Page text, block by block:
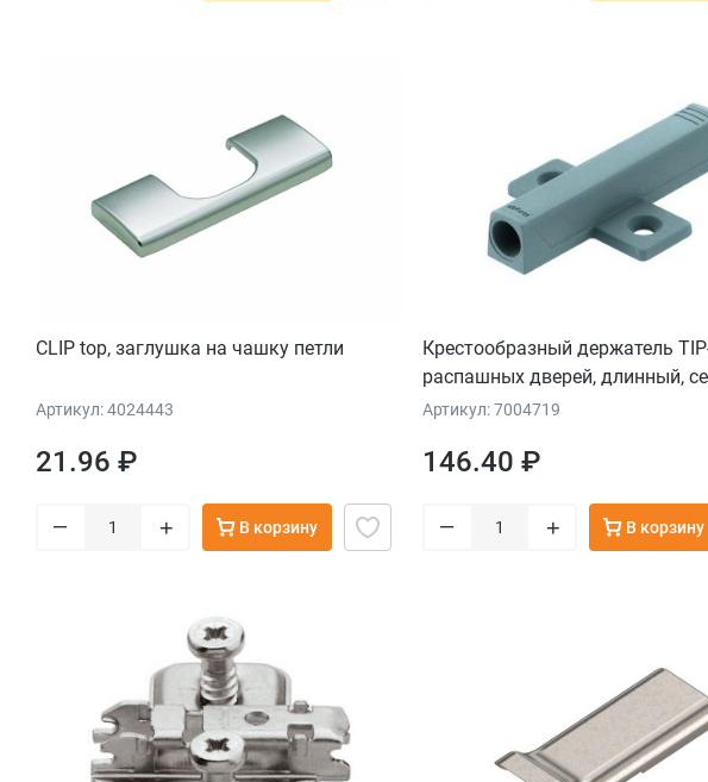
CLIP top, заглушка на чашку петли
Артикул: 4024443
21.96 ₽
– + В корзину
Крестообразный держатель
распашных дверей, длинный,
Артикул: 7004719
146.40 ₽
– + В корзину